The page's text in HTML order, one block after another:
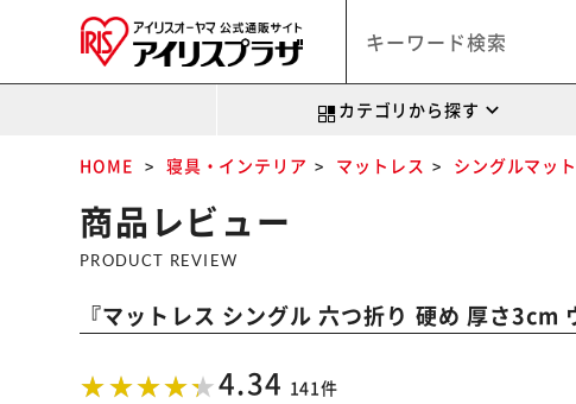
カテゴリから探す
HOME 寝具・インテリア マットレス シングルマッ
商品レビュー
PRODUCT REVIEW
『マットレス シングル 六つ折り 硬め 厚さ3cm
4.34 141件